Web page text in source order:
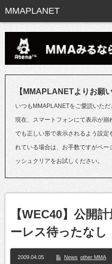
【MMAPLANETよりお願い
いつもMMAPLANETをご愛読いただ
現在、スマートフォンにて表示が
でも正しい形で表示されるよう設
れている場合は、お手数ですがペー
ッシュクリアをお試しください。
【WEC40】公開
ーレス待ったなし
2009.04.05 News other MMA